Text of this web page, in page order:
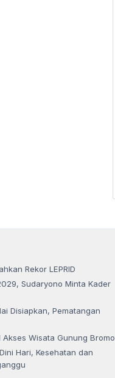
Rekor LEPRID
Sudaryono Minta Kader
Disiapkan, Pematangan
Wisata Gunung Bromo
Hari, Kesehatan dan